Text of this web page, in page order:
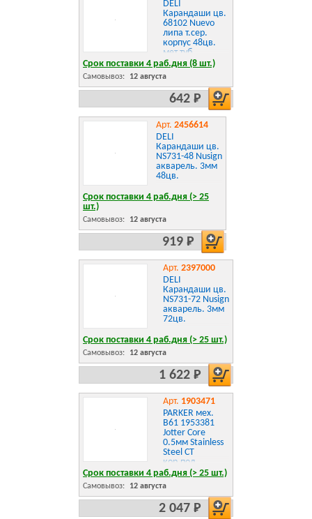
DELI
Карандаши цв.
68102 Nuevo
липа т.сер.
корпус 48цв.
мет.туб.
Срок поставки 4 раб.дня (8 шт.)
Самовывоз: 12 августа
642 Р
Арт. 2456614
DELI
Карандаши цв.
NS731-48 Nusign
акварель. 3мм
48цв.
Срок поставки 4 раб.дня (> 25
шт.)
Самовывоз: 12 августа
919 Р
Арт. 2397000
DELI
Карандаши цв.
NS731-72 Nusign
акварель. 3мм
72цв.
Срок поставки 4 раб.дня (> 25 шт.)
Самовывоз: 12 августа
1 622 Р
Арт. 1903471
PARKER мех.
B61 1953381
Jotter Core
0.5мм Stainless
Steel CT
кор.под.
Срок поставки 4 раб.дня (> 25 шт.)
Самовывоз: 12 августа
2 047 Р